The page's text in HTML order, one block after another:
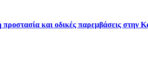
προστασία και οδικές παρεμβάσεις στην